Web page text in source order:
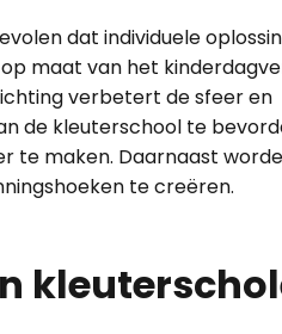
dat individuele
maat van het
verbetert de sfeer en
de kleuterschool te
te maken. Daarnaast
te creëren.